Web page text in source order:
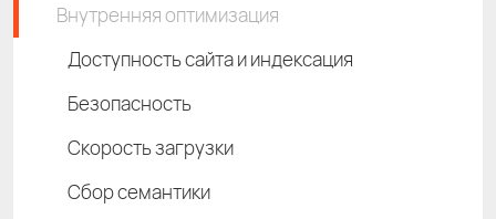
Внутренняя оптимизация
Доступность сайта и индексация
Безопасность
Скорость загрузки
Сбор семантики